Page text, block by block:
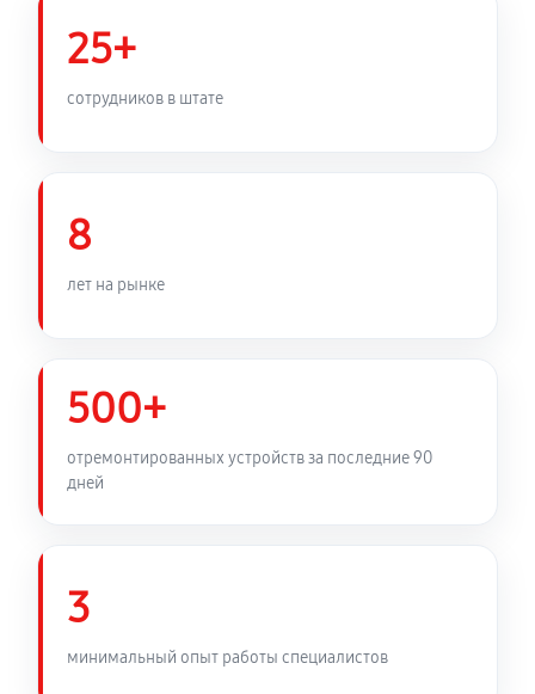
Замена корпуса аудиосистемы LG SJ8
25+
сотрудников в штате
8
лет на рынке
500+
отремонтированных устройств за последние 90
дней
3
минимальный опыт работы специалистов